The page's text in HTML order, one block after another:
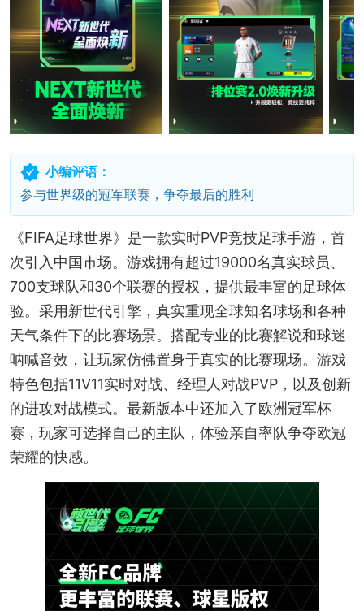
小编评语：
参与世界级的冠军联赛，争夺最后的胜利
《FIFA足球世界》是一款实时PVP竞技足球手游，首
次引入中国市场。游戏拥有超过19000名真实球员、
700支球队和30个联赛的授权，提供最丰富的足球体
验。采用新世代引擎，真实重现全球知名球场和各种
天气条件下的比赛场景。搭配专业的比赛解说和球迷
呐喊音效，让玩家仿佛置身于真实的比赛现场。游戏
特色包括11V11实时对战、经理人对战PVP，以及创新
的进攻对战模式。最新版本中还加入了欧洲冠军杯
赛，玩家可选择自己的主队，体验亲自率队争夺欧冠
荣耀的快感。